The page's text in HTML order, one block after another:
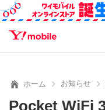
SEARCH
ホーム お知らせ
Pocket WiFi